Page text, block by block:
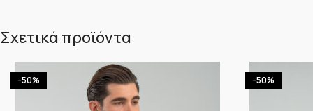
Σχετικά προϊόντα
-50% -50%